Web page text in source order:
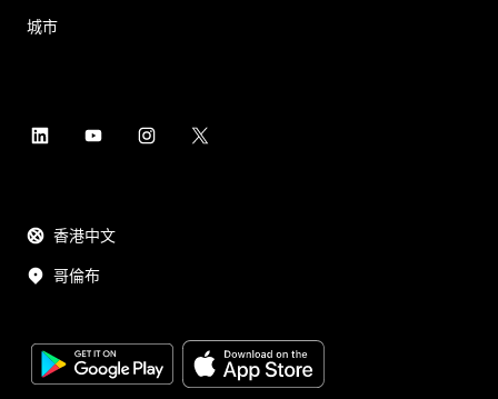
城市
香港中文
哥倫布